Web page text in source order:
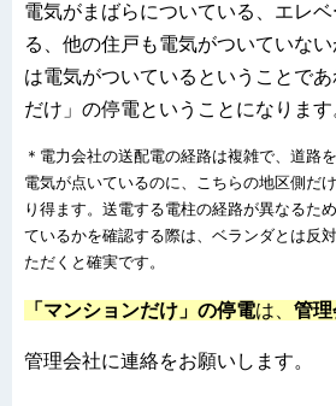
電気がまばらについている、エレ
る、他の住戸も電気がついていな
は電気がついているということで
だけ」の停電ということになります
＊電力会社の送配電の経路は複雑で、道路
電気が点いているのに、こちらの地区側だ
り得ます。送電する電柱の経路が異なるた
ているかを確認する際は、ベランダとは反
ただくと確実です。
「マンションだけ」の停電は、 管
管理会社に連絡をお願いします。